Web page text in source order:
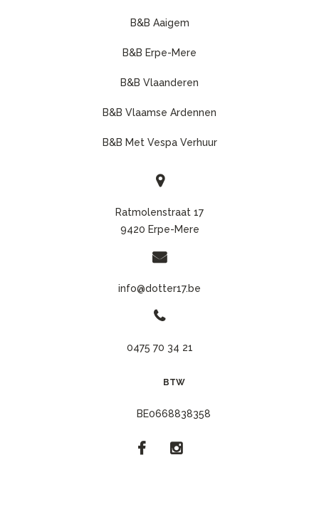
B&B Aaigem
B&B Erpe-Mere
B&B Vlaanderen
B&B Vlaamse Ardennen
B&B Met Vespa Verhuur
Ratmolenstraat 17
9420 Erpe-Mere
info@dotter17.be
0475 70 34 21
BTW
BE0668838358